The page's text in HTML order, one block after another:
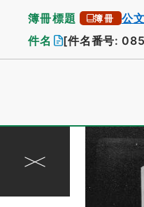
簿冊標題 簿冊 公
件名 [件名番号: